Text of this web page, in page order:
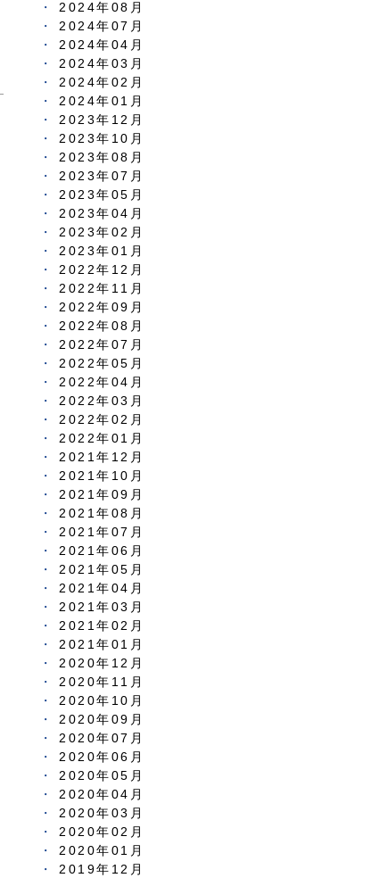
2024年08月
2024年07月
2024年04月
2024年03月
2024年02月
2024年01月
2023年12月
2023年10月
2023年08月
2023年07月
2023年05月
2023年04月
2023年02月
2023年01月
2022年12月
2022年11月
2022年09月
2022年08月
2022年07月
2022年05月
2022年04月
2022年03月
2022年02月
2022年01月
2021年12月
2021年10月
2021年09月
2021年08月
2021年07月
2021年06月
2021年05月
2021年04月
2021年03月
2021年02月
2021年01月
2020年12月
2020年11月
2020年10月
2020年09月
2020年07月
2020年06月
2020年05月
2020年04月
2020年03月
2020年02月
2020年01月
2019年12月